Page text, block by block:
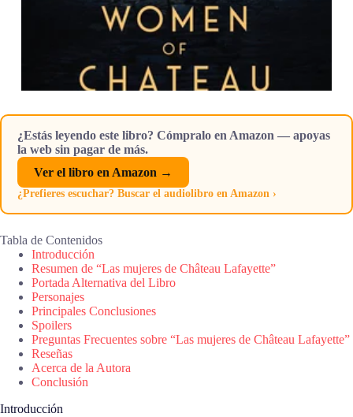
¿Estás leyendo este libro? Cómpralo en Amazon — apoyas
la web sin pagar de más.
Ver el libro en Amazon →
¿Prefieres escuchar? Buscar el audiolibro en Amazon ›
Tabla de Contenidos
Introducción
Resumen de “Las mujeres de Château Lafayette”
Portada Alternativa del Libro
Personajes
Principales Conclusiones
Spoilers
Preguntas Frecuentes sobre “Las mujeres de Château Lafayette”
Reseñas
Acerca de la Autora
Conclusión
Introducción